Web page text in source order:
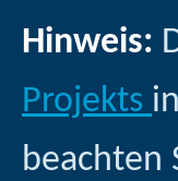
Hinweis:
Projekts
beachten